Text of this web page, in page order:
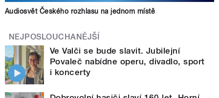
Audiosvět Českého rozhlasu na jednom místě
NEJPOSLOUCHANĚJŠÍ
Ve Valči se bude slavit. Jubilejní
Povaleč nabídne operu, divadlo, sport
i koncerty